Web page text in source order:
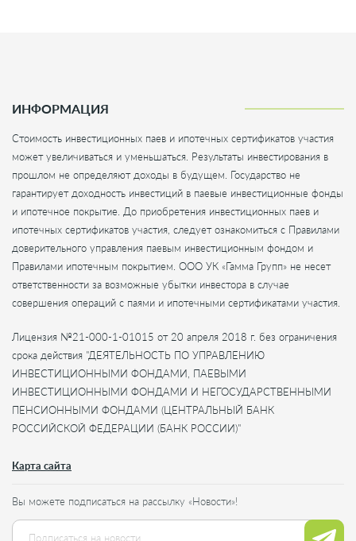
ИНФОРМАЦИЯ
Стоимость инвестиционных паев и ипотечных сертификатов участия
может увеличиваться и уменьшаться. Результаты инвестирования в
прошлом не определяют доходы в будущем. Государство не
гарантирует доходность инвестиций в паевые инвестиционные фонды
и ипотечное покрытие. До приобретения инвестиционных паев и
ипотечных сертификатов участия, следует ознакомиться с Правилами
доверительного управления паевым инвестиционным фондом и
Правилами ипотечным покрытием. ООО УК «Гамма Групп» не несет
ответственности за возможные убытки инвестора в случае
совершения операций с паями и ипотечными сертификатами участия.
Лицензия №21-000-1-01015 от 20 апреля 2018 г. без ограничения
срока действия "ДЕЯТЕЛЬНОСТЬ ПО УПРАВЛЕНИЮ
ИНВЕСТИЦИОННЫМИ ФОНДАМИ, ПАЕВЫМИ
ИНВЕСТИЦИОННЫМИ ФОНДАМИ И НЕГОСУДАРСТВЕННЫМИ
ПЕНСИОННЫМИ ФОНДАМИ (ЦЕНТРАЛЬНЫЙ БАНК
РОССИЙСКОЙ ФЕДЕРАЦИИ (БАНК РОССИИ)"
Карта сайта
Вы можете подписаться на рассылку «Новости»!